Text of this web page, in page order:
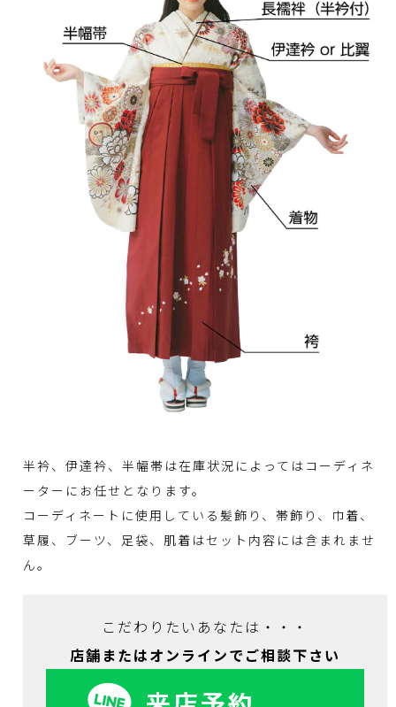
半衿、伊達衿、半幅帯は在庫状況によってはコーディネ
ーターにお任せとなります。
コーディネートに使用している髪飾り、帯飾り、巾着、
草履、ブーツ、足袋、肌着はセット内容には含まれませ
ん。
こだわりたいあなたは・・・
店舗またはオンラインでご相談下さい